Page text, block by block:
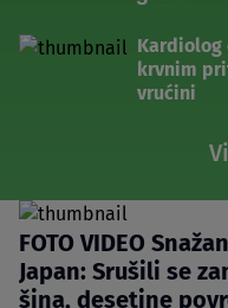
Kardiolog
krvnim
vrućini
FOTO VIDEO
Japan: Srušili se
šina, desetine